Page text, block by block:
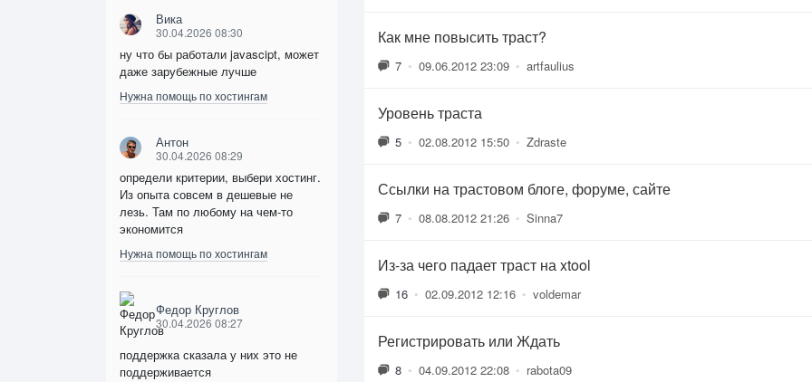
Вика
30.04.2026 08:30
ну что бы работали javascipt, может
даже зарубежные лучше
Нужна помощь по хостингам
Антон
30.04.2026 08:29
определи критерии, выбери хостинг.
Из опыта совсем в дешевые не
лезь. Там по любому на чем-то
экономится
Нужна помощь по хостингам
Федор Круглов
30.04.2026 08:27
поддержка сказала у них это не
поддерживается
Как мне повысить траст?
7 • 09.06.2012 23:09 • artfaulius
Уровень траста
5 • 02.08.2012 15:50 • Zdraste
Ссылки на трастовом блоге, форуме, сайте
7 • 08.08.2012 21:26 • Sinna7
Из-за чего падает траст на xtool
16 • 02.09.2012 12:16 • voldemar
Регистрировать или Ждать
8 • 04.09.2012 22:08 • rabota09